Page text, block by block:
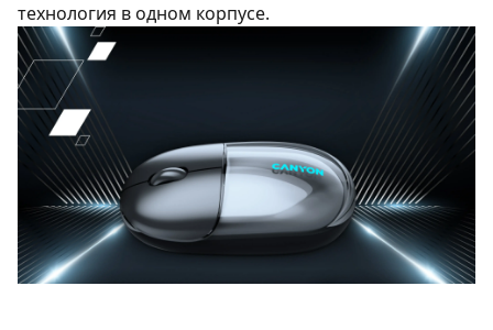
технология в одном корпусе.